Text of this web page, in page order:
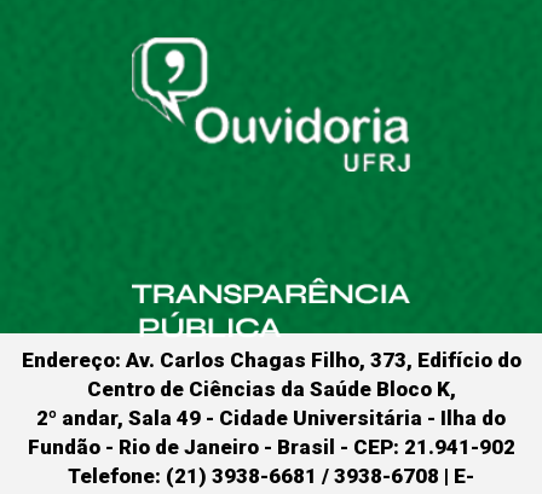
Endereço: Av. Carlos Chagas Filho, 373, Edifício do
Centro de Ciências da Saúde Bloco K,
2º andar, Sala 49 - Cidade Universitária - Ilha do
Fundão - Rio de Janeiro - Brasil - CEP: 21.941-902
Telefone: (21) 3938-6681 / 3938-6708 | E-